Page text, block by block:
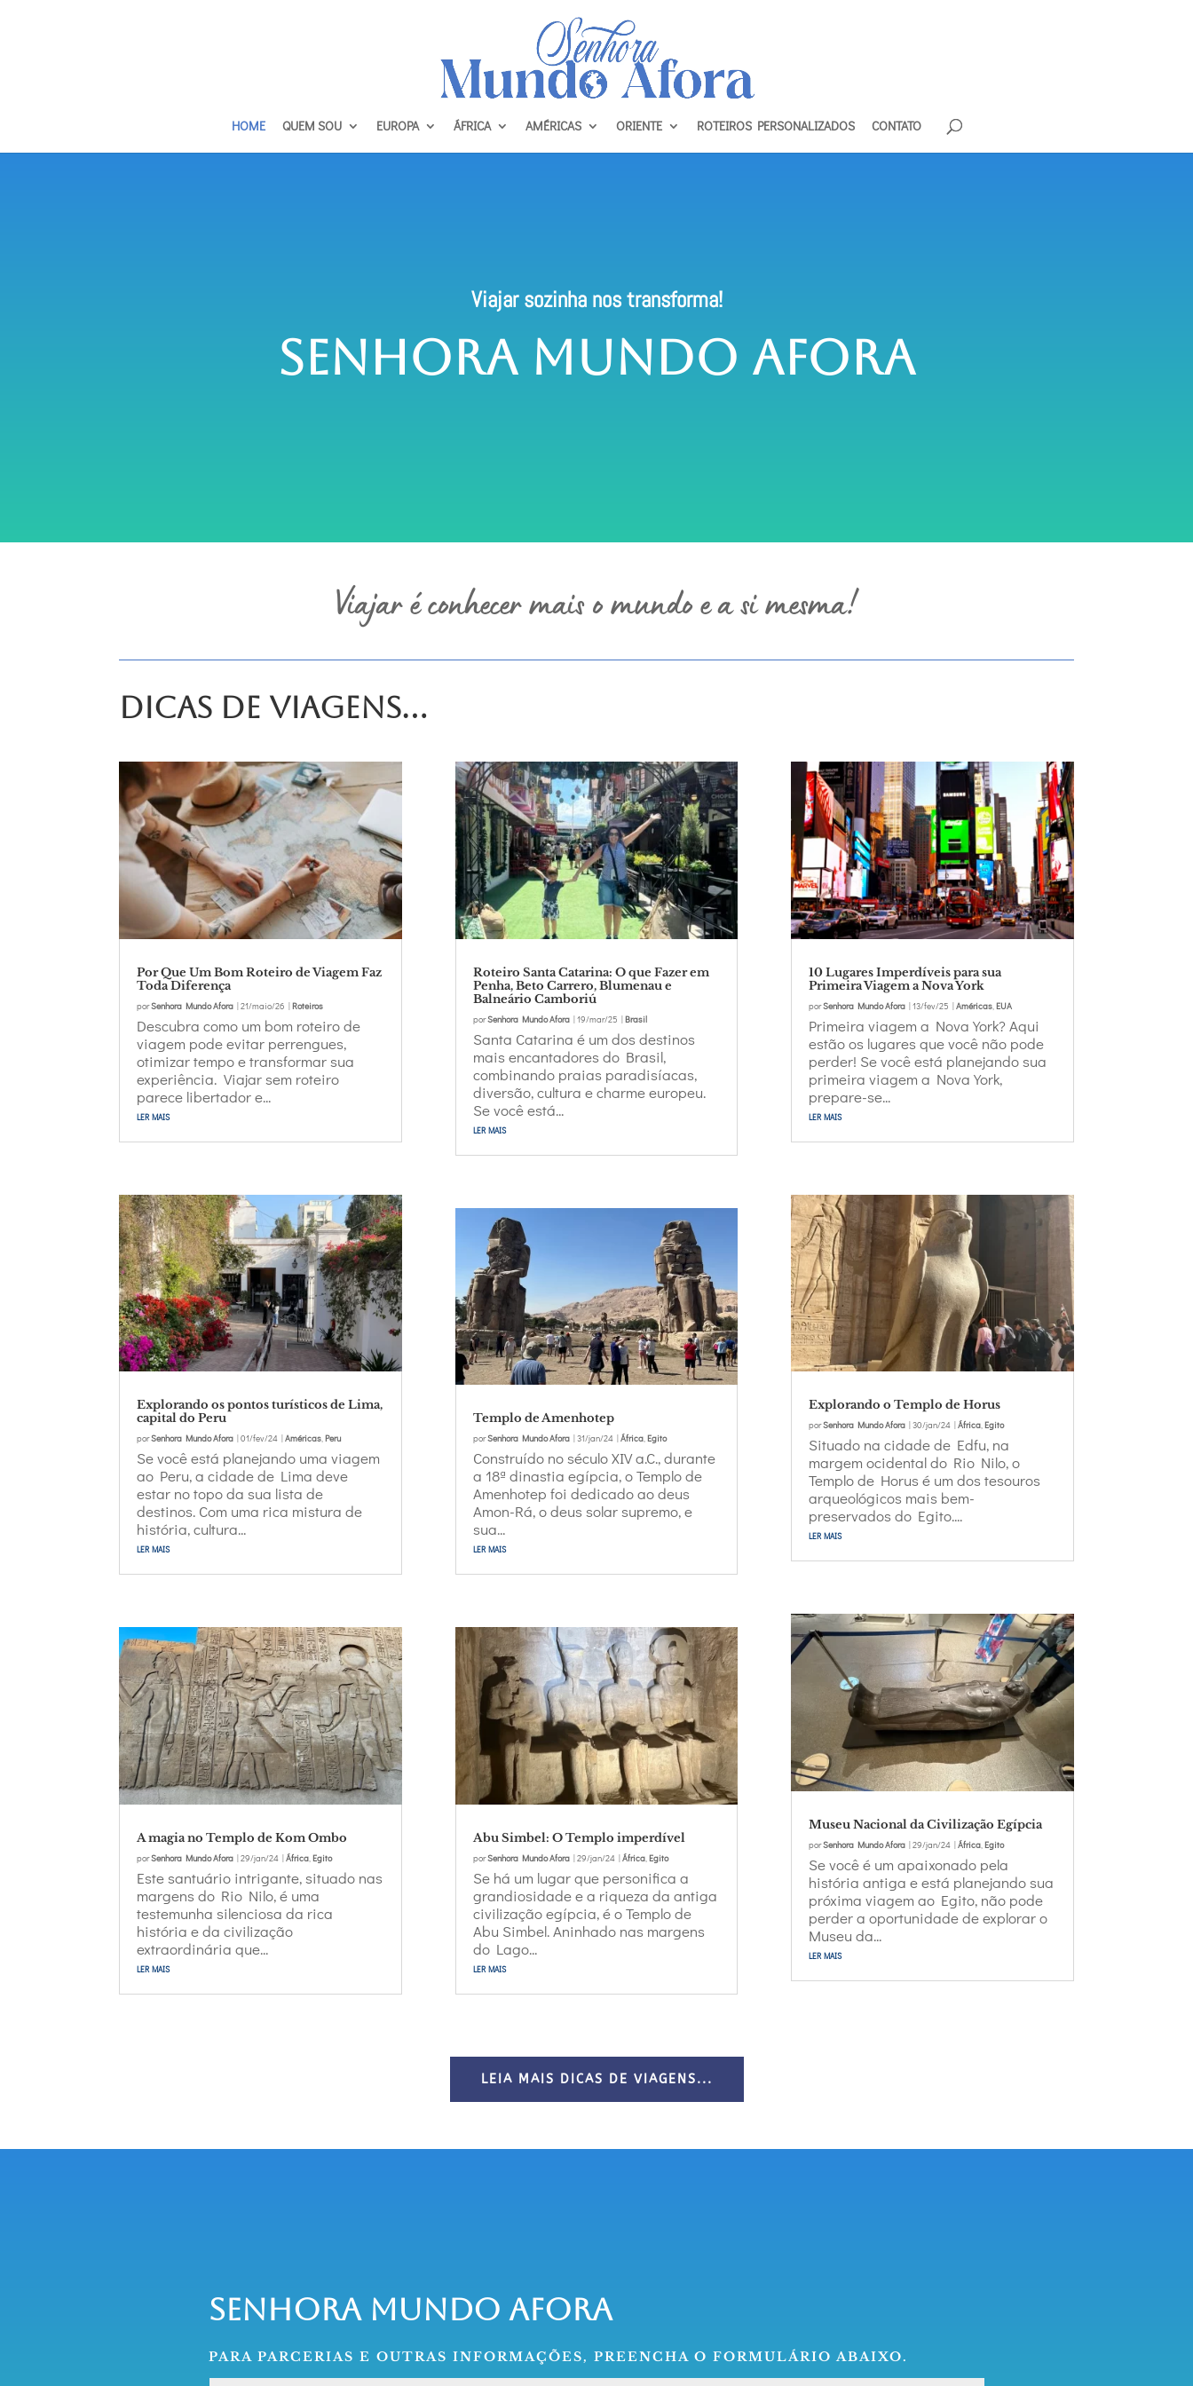
HOME QUEM SOU EUROPA ÁFRICA AMÉRICAS ORIENTE ROTEIROS PERSONALIZADOS CONTATO
Viajar sozinha nos transforma!
Senhora Mundo Afora
Viajar é conhecer mais o mundo e a si mesma!
Dicas de Viagens…
Por Que Um Bom Roteiro de Viagem Faz
Toda Diferença
porSenhora Mundo Afora |21/maio/26 |Roteiros
Descubra como um bom roteiro de
viagem pode evitar perrengues,
otimizar tempo e transformar sua
experiência. Viajar sem roteiro
parece libertador e...
ler mais
Explorando os pontos turísticos de Lima,
capital do Peru
porSenhora Mundo Afora |01/fev/24 |Américas, Peru
Se você está planejando uma viagem
ao Peru, a cidade de Lima deve
estar no topo da sua lista de
destinos. Com uma rica mistura de
história, cultura...
ler mais
A magia no Templo de Kom Ombo
porSenhora Mundo Afora |29/jan/24 |África,Egito
Este santuário intrigante, situado nas
margens do Rio Nilo, é uma
testemunha silenciosa da rica
história e da civilização
extraordinária que...
ler mais
Roteiro Santa Catarina: O que Fazer em
Penha, Beto Carrero, Blumenau e
Balneário Camboriú
porSenhora Mundo Afora|19/mar/25 |Brasil
Santa Catarina é um dos destinos
mais encantadores do Brasil,
combinando praias paradisíacas,
diversão, cultura e charme europeu.
Se você está...
ler mais
Templo de Amenhotep
porSenhora Mundo Afora| 31/jan/24| África, Egito
Construído no século XIV a.C., durante
a 18ª dinastia egípcia, o Templo de
Amenhotep foi dedicado ao deus
Amon-Rá, o deus solar supremo, e
sua...
ler mais
Abu Simbel: O Templo imperdível
porSenhora Mundo Afora|29/jan/24|África,Egito
Se há um lugar que personifica a
grandiosidade e a riqueza da antiga
civilização egípcia, é o Templo de
Abu Simbel. Aninhado nas margens
do Lago...
ler mais
10 Lugares Imperdíveis para sua
Primeira Viagem a Nova York
porSenhora Mundo Afora|13/fev/25 |Américas,EUA
Primeira viagem a Nova York? Aqui
estão os lugares que você não pode
perder! Se você está planejando sua
primeira viagem a Nova York,
prepare-se...
ler mais
Explorando o Templo de Horus
porSenhora Mundo Afora| 30/jan/24| África, Egito
Situado na cidade de Edfu, na
margem ocidental do Rio Nilo, o
Templo de Horus é um dos tesouros
arqueológicos mais bem-
preservados do Egito....
ler mais
Museu Nacional da Civilização Egípcia
porSenhora Mundo Afora|29/jan/24|África,Egito
Se você é um apaixonado pela
história antiga e está planejando sua
próxima viagem ao Egito, não pode
perder a oportunidade de explorar o
Museu da...
ler mais
LEIA MAIS DICAS DE VIAGENS...
Senhora Mundo Afora
PARA PARCERIAS E OUTRAS INFORMAÇÕES, PREENCHA O FORMULÁRIO ABAIXO.